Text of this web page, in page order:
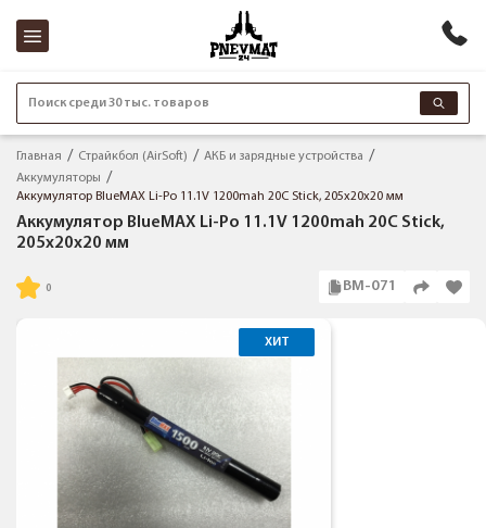
Поиск среди 30 тыс. товаров
Главная Страйкбол (AirSoft)
АКБ и зарядные устройства
Аккумуляторы
Аккумулятор BlueMAX Li-Po 11.1V 1200mah 20C Stick, 205x20x20 мм
Аккумулятор BlueMAX Li-Po 11.1V 1200mah 20C Stick,
205x20x20 мм
BM-071
ХИТ